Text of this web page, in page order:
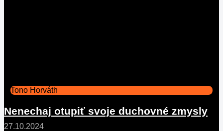
Tono Horváth
Nenechaj otupiť svoje duchovné zmysly
27.10.2024